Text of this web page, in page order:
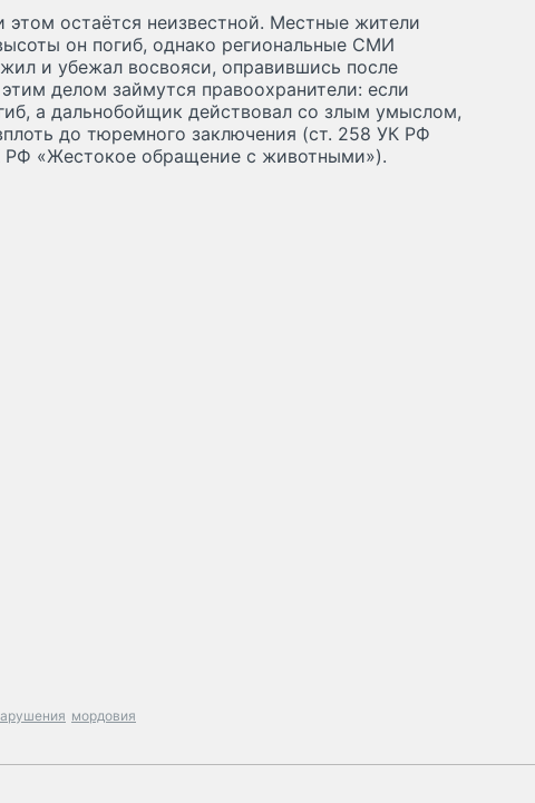
остаётся неизвестной. Местные жители
он погиб, однако региональные СМИ
и убежал восвояси, оправившись после
делом займутся правоохранители: если
а дальнобойщик действовал со злым умыслом,
до тюремного заключения (ст. 258 УК РФ
РФ «Жестокое обращение с животными»).
мордовия